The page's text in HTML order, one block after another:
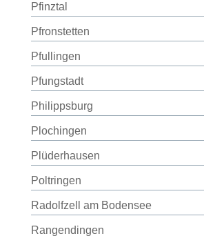
Pfinztal
Pfronstetten
Pfullingen
Pfungstadt
Philippsburg
Plochingen
Plüderhausen
Poltringen
Radolfzell am Bodensee
Rangendingen